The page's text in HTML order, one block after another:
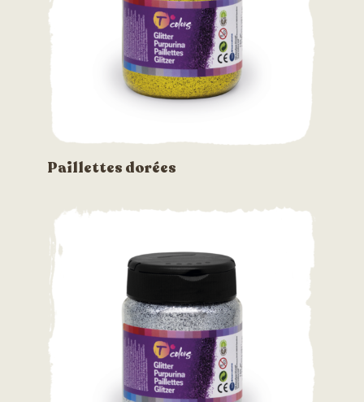
Paillettes dorées